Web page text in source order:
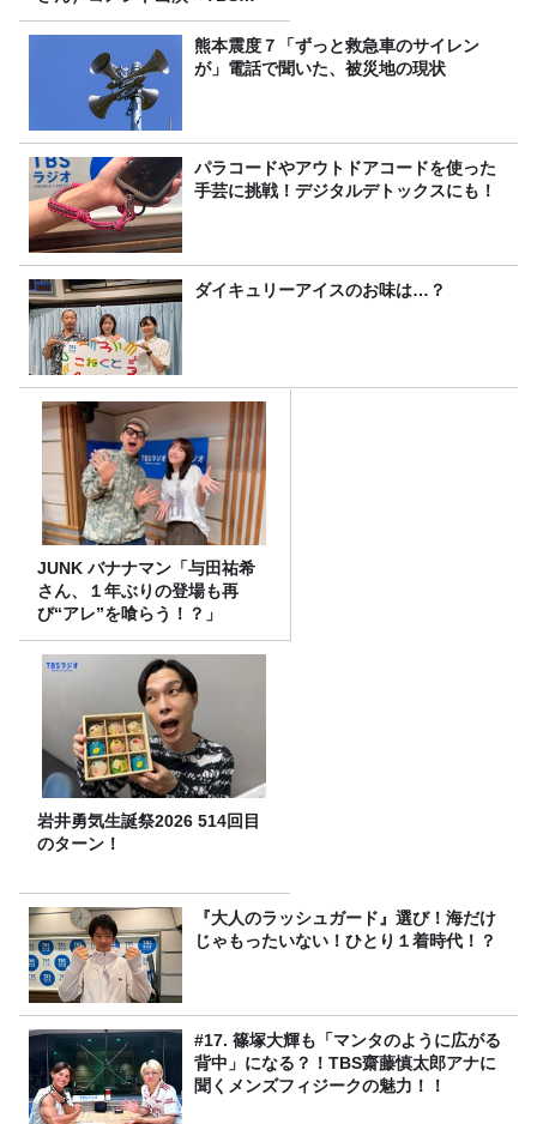
ジオ番組審議会からのご報告
＞
熊本震度７「ずっと救急車のサイレン
が」電話で聞いた、被災地の現状
パラコードやアウトドアコードを使った
手芸に挑戦！デジタルデトックスにも！
ダイキュリーアイスのお味は…？
JUNK バナナマン「与田祐希
さん、１年ぶりの登場も再
び“アレ”を喰らう！？」
岩井勇気生誕祭2026 514回目
のターン！
『大人のラッシュガード』選び！海だけ
じゃもったいない！ひとり１着時代！？
#17. 篠塚大輝も「マンタのように広がる
背中」になる？！TBS齋藤慎太郎アナに
聞くメンズフィジークの魅力！！